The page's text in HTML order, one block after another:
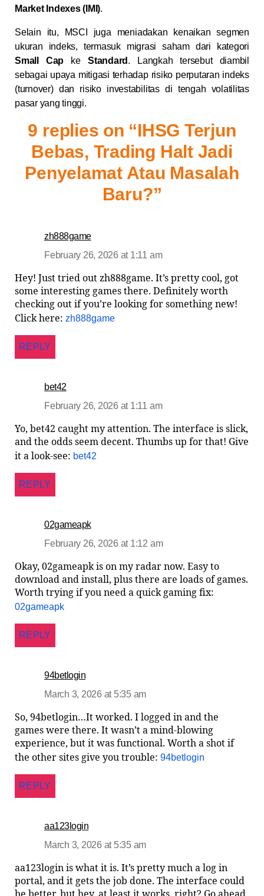
Market Indexes (IMI).
Selain itu, MSCI juga meniadakan kenaikan segmen
ukuran indeks, termasuk migrasi saham dari kategori
Small Cap keStandard . Langkah tersebut diambil
sebagai upaya mitigasi terhadap risiko perputaran indeks
(turnover) dan risiko investabilitas di tengah volatilitas
pasar yang tinggi.
9 replies on “IHSG Terjun
Bebas, Trading Halt Jadi
Penyelamat Atau Masalah
Baru?”
zh888game
February 26, 2026 at 1:11 am
Hey! Just tried out zh888game. It’s pretty cool, got
some interesting games there. Definitely worth
checking out if you’re looking for something new!
Click here: zh888game
REPLY
bet42
February 26, 2026 at 1:11 am
Yo, bet42 caught my attention. The interface is slick,
and the odds seem decent. Thumbs up for that! Give
it a look-see: bet42
REPLY
02gameapk
February 26, 2026 at 1:12 am
Okay, 02gameapk is on my radar now. Easy to
download and install, plus there are loads of games.
Worth trying if you need a quick gaming fix:
02gameapk
REPLY
94betlogin
March 3, 2026 at 5:35 am
So, 94betlogin…It worked. I logged in and the
games were there. It wasn’t a mind-blowing
experience, but it was functional. Worth a shot if
the other sites give you trouble: 94betlogin
REPLY
aa123login
March 3, 2026 at 5:35 am
aa123login is what it is. It’s pretty much a log in
portal, and it gets the job done. The interface could